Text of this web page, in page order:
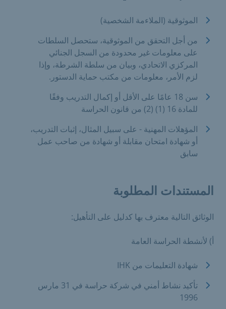
الموثوقية (الملاءمة الشخصية)
من أجل التحقق من الموثوقية، ستحصل السلطات
على معلومات غير محدودة من السجل الجنائي
المركزي الاتحادي، وبيان من سلطة الشرطة، وإذا
لزم الأمر، معلومات من مكتب حماية الدستور.
سن 18 عامًا على الأقل أو إكمال التدريب وفقًا
للمادة 16 (1) (2) من قانون الحراسة
المؤهلات المهنية - على سبيل المثال، إثبات التدريب،
أو شهادة امتحان مقابلة أو شهادة من صاحب عمل
سابق
المستندات المطلوبة
الوثائق التالية معترف بها كدليل على التأهيل:
أ) لأنشطة الحراسة العامة
شهادة التعليمات من IHK
تأكيد نشاط أمني في شركة حراسة في 31 مارس
1996